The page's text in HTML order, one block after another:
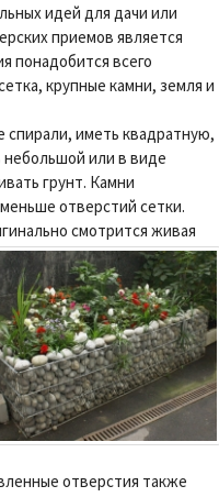
идей для дачи или
приемов является
понадобится всего
крупные камни, земля и
спирали, иметь квадратную,
или в виде
грунт. Камни
отверстий сетки.
смотрится живая
отверстия также